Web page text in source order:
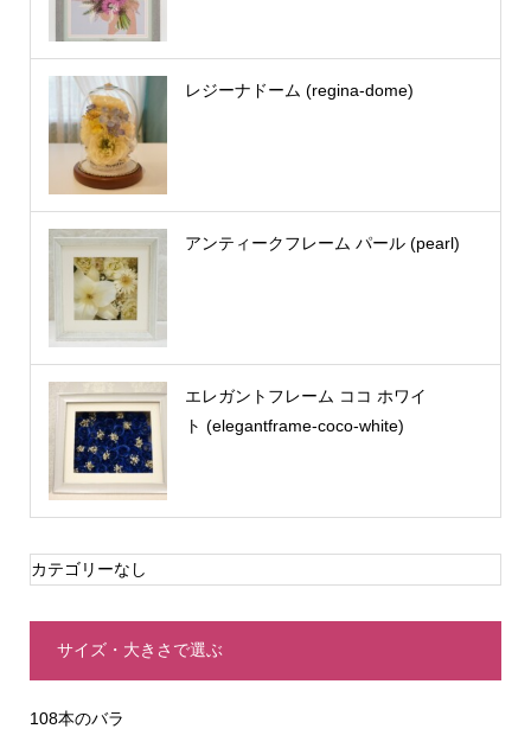
レジーナドーム (regina-dome)
アンティークフレーム パール (pearl)
エレガントフレーム ココ ホワイ
ト (elegantframe-coco-white)
カテゴリーなし
サイズ・大きさで選ぶ
108本のバラ